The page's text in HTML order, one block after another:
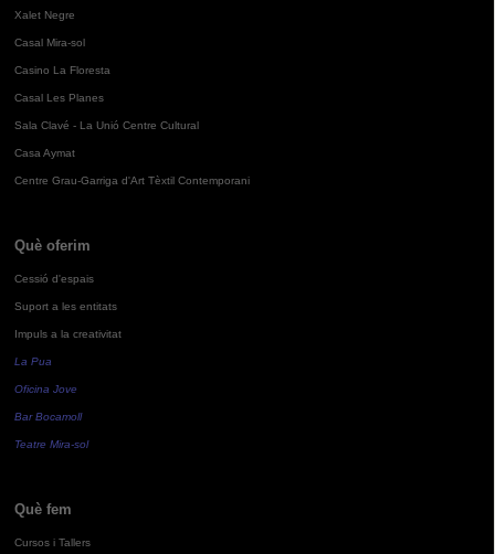
Xalet Negre
Casal Mira-sol
Casino La Floresta
Casal Les Planes
Sala Clavé - La Unió Centre Cultural
Casa Aymat
Centre Grau-Garriga d'Art Tèxtil Contemporani
Què oferim
Cessió d'espais
Suport a les entitats
Impuls a la creativitat
La Pua
Oficina Jove
Bar Bocamoll
Teatre Mira-sol
Què fem
Cursos i Tallers